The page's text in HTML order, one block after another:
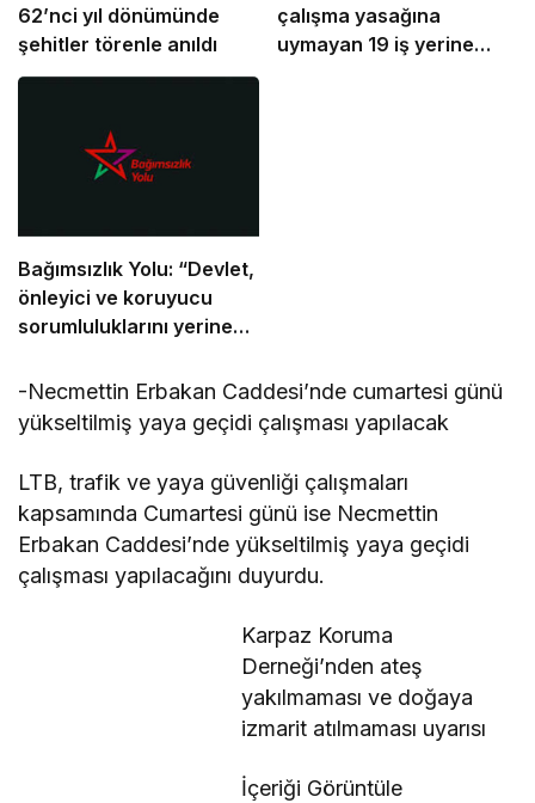
62’nci yıl dönümünde
şehitler törenle anıldı
çalışma yasağına
uymayan 19 iş yerine
Bağımsızlık Yolu: “Devlet,
önleyici ve koruyucu
sorumluluklarını yerine
-Necmettin Erbakan Caddesi’nde cumartesi günü
yükseltilmiş yaya geçidi çalışması yapılacak
LTB, trafik ve yaya güvenliği çalışmaları
kapsamında Cumartesi günü ise Necmettin
Erbakan Caddesi’nde yükseltilmiş yaya geçidi
çalışması yapılacağını duyurdu.
Karpaz Koruma
Derneği’nden ateş
yakılmaması ve doğaya
izmarit atılmaması uyarısı
İçeriği Görüntüle